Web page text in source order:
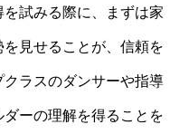
試みる際に、まずは家
見せることが、信頼を
ラスのダンサーや指導
ーの理解を得ることを